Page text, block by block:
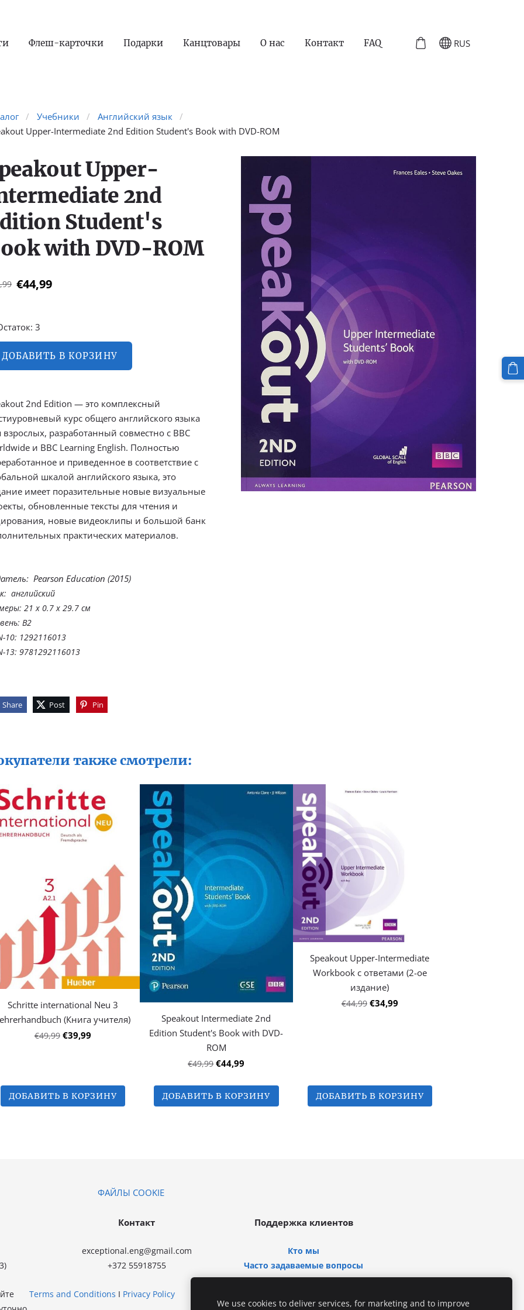
Флеш-карточки Подарки Канцтовары О нас Контакт FAQ RUS
Учебники
Английский язык
Upper-Intermediate 2nd Edition Student's Book with DVD-ROM
Upper-
2nd
Student's
with DVD-ROM
€44,99
3
ДОБАВИТЬ В КОРЗИНУ
2nd Edition — это комплексный
курс общего английского языка
взрослых, разработанный совместно с BBC
и BBC Learning English. Полностью
и приведенное в соответствие с
шкалой английского языка, это
имеет поразительные новые визуальные
обновленные тексты для чтения и
новые видеоклипы и большой банк
практических материалов.
Pearson Education (2015)
английский
‎21 x 0.7 x 29.7 см
B2
10: 1292116013
13: 9781292116013
Share Post Pin
также смотрели:
Schritte international Neu 3
(Книга учителя)
€49,99 €39,99
ДОБАВИТЬ В КОРЗИНУ
Speakout Intermediate 2nd
Edition Student's Book with DVD-
ROM
€49,99 €44,99
ДОБАВИТЬ В КОРЗИНУ
Speakout Upper-Intermediate
Workbook с ответами (2-ое
издание)
€44,99 €34,99
ДОБАВИТЬ В КОРЗИНУ
ФАЙЛЫ COOKIE
Контакт
exceptional.eng@gmail.com
+372 55918755
Terms and Conditions I Privacy Policy
Поддержка клиентов
Кто мы
Часто задаваемые вопросы
Свяжитесь с нами
We use cookies to deliver services, for marketing and to improve